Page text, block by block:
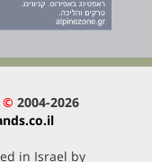
©2004-2026
islands.co.il
marketed in Israel by